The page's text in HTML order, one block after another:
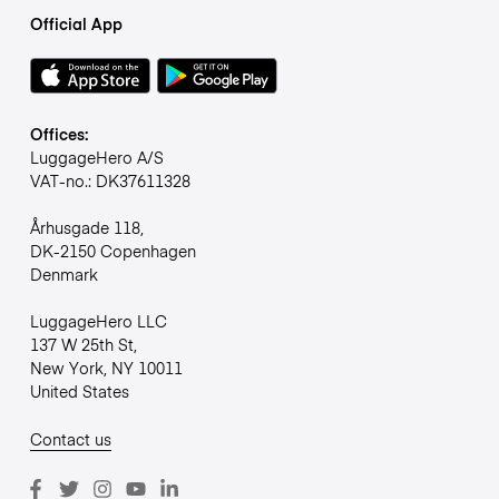
Official App
Offices:
LuggageHero A/S
VAT-no.: DK37611328
Århusgade 118,
DK-2150 Copenhagen
Denmark
LuggageHero LLC
137 W 25th St,
New York, NY 10011
United States
Contact us